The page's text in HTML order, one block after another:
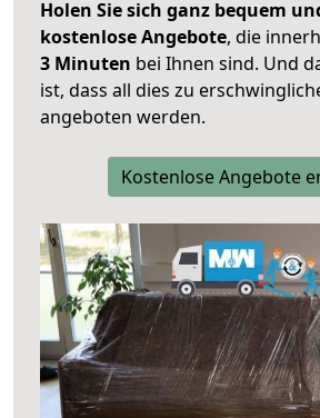
Holen Sie sich ganz bequem
kostenlose Angebote, die
3 Minuten bei Ihnen sind. Und
ist, dass all dies zu
angeboten werden.
Kostenlose Angebote